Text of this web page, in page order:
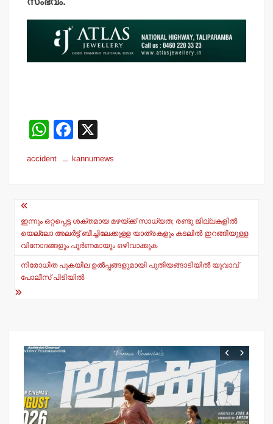
W
at
p
p
F
c
o
o
k
accident kannurnews
Post
navigation
ഇന്നും ഒറ്റപ്പെട്ട ശക്തമായ മഴയ്ക്ക് സാധ്യത; രണ്ടു ജില്ലകളില്‍
യെല്ലോ അലര്‍ട്ട് ബീച്ചിലേക്കുള്ള യാത്രകളും കടലില്‍ ഇറങ്ങിയുള്ള
വിനോദങ്ങളും പൂര്‍ണമായും ഒഴിവാക്കുക
നിരോധിത പുകയില ഉൽപ്പങ്ങളുമായി പുതിയങ്ങാടിയിൽ യുവാവ്
പോലീസ് പിടിയിൽ